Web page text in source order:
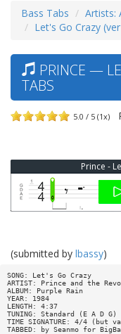
Bass Tabs Artists:
Let's Go Crazy
PRINCE —
TABS
5.0 / 5 (1x)
Prince -
(submitted by lbassy)
SONG: Let's Go Crazy
ARTIST: Prince and the
ALBUM: Purple Rain
YEAR: 1984
LENGTH: 4:37
TUNING: Standard (E A D G)
TIME SIGNATURE: 4/4
TABBED: by Seanmo for